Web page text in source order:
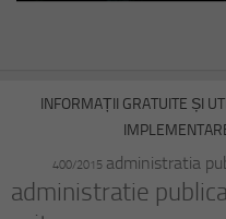
INFORMAȚII GRATUITE ȘI
400/2015 administratia
administratie